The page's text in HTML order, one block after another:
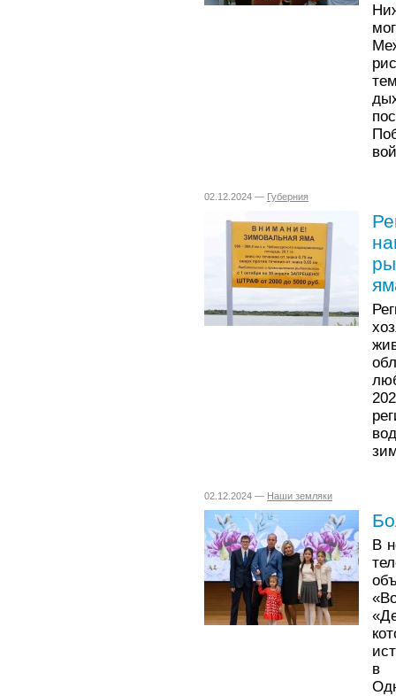
02.12.2024 — Губерния
02.12.2024 — Наши земляки
В
в